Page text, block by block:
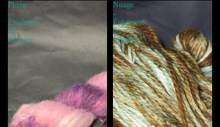
Plume
-
Éphémere
du
moment
Nuage
-
Éphémere
du
moment